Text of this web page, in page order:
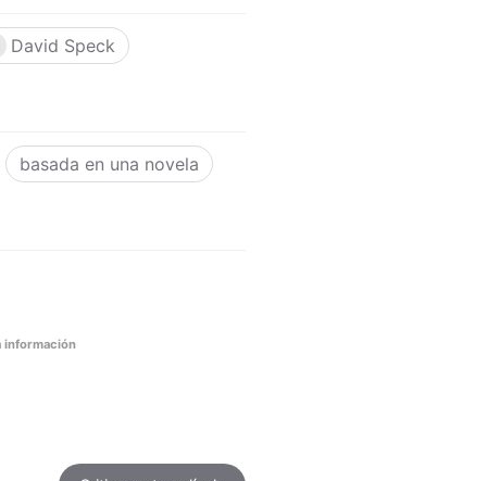
David Speck
basada en una novela
información